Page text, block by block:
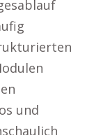
und